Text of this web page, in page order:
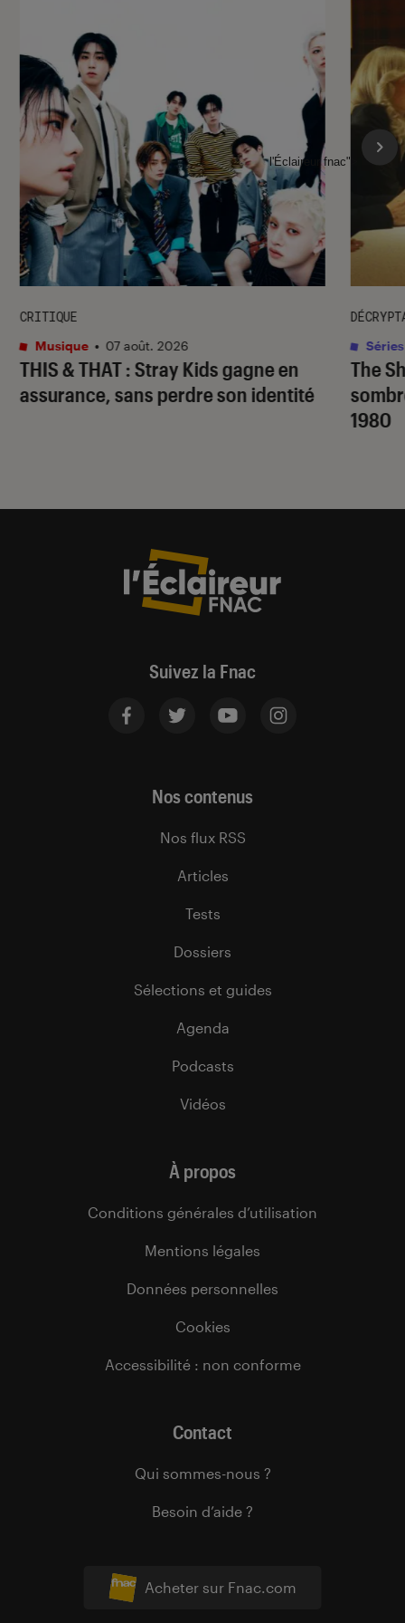
THIS & THAT: Stray Kids gagne en
assurance, sans perdre son identité
CRITIQUE
Musique • 07 août. 2026
The
1980
Séries
l'Éclaireur fnac">
Suivez la Fnac
Acheter sur Fnac.com
Nos contenus
Nos flux RSS
Articles
Tests
Dossiers
Sélections et guides
Agenda
Podcasts
Vidéos
À propos
Conditions générales d’utilisation
Mentions légales
Données personnelles
Cookies
Accessibilité : non conforme
Contact
Qui sommes-nous ?
Besoin d’aide ?